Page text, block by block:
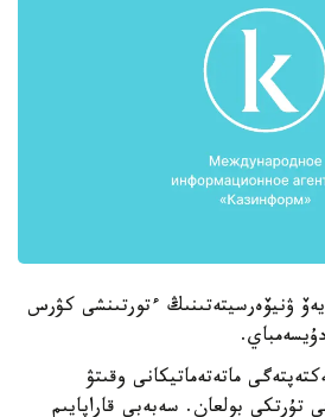
ۋنيۆەرسيتەتىنىڭ ءتورتىنشى كۋرس
ماتەتەماتيكانى وقىتۋ
تۇرتكى بولعان. سەبەبى قاراپايىم